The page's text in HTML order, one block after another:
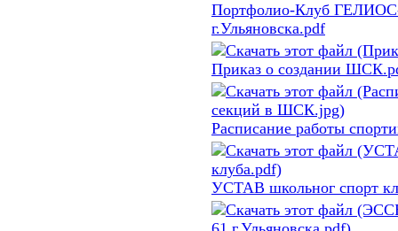
Портфолио-Клуб
г.Ульяновска.pdf
Приказ о создании
Расписание работы
УСТАВ школьног спорт